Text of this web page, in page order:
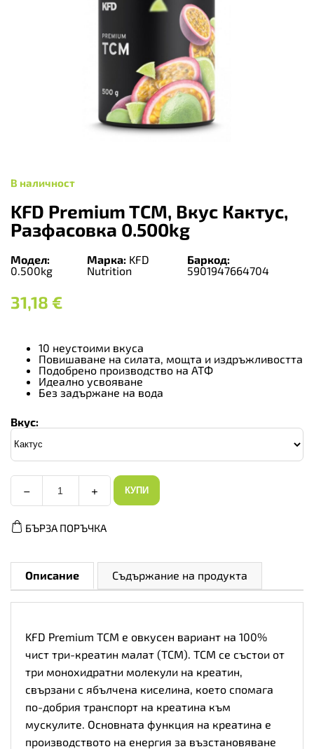
В наличност
KFD Premium TCM, Вкус Кактус,
Разфасовка 0.500kg
Модел:
0.500kg
Марка: KFD
Nutrition
Баркод:
5901947664704
31,18 €
10 неустоими вкуса
Повишаване на силата, мощта и издръжливостта
Подобрено производство на АТФ
Идеално усвояване
Без задържане на вода
Вкус:
−
KFD
Premium
Вкус
0.500kg
количество
+ КУПИ
БЪРЗА ПОРЪЧКА
Описание Съдържание на продукта
KFD Premium TCM е овкусен вариант на 100%
чист три-креатин малат (TCM). TCM се състои от
три монохидратни молекули на креатин,
свързани с ябълчена киселина, което спомага
по-добрия транспорт на креатина към
мускулите. Основната функция на креатина е
производството на енергия за възстановяване